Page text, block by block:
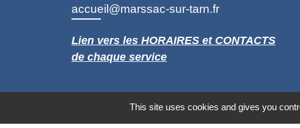
accueil@marssac-sur-tarn.fr
Lien vers les HORAIRES et CONTACTS
de chaque service
This site uses cookies and gives you